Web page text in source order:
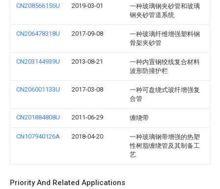
CN208566156U 2019-03-01
一种玻璃钢夹砂管和玻璃
钢夹砂管道系统
CN206478318U 2017-09-08
一种玻璃纤维增强塑料钢
骨架夹砂管
CN203144939U 2013-08-21
一种内置钢绞线复合材料
波形防撞护栏
CN206001133U 2017-03-08
一种可盘绕式玻纤增强复
合管
CN201884808U 2011-06-29 缠绕带
CN107940126A 2018-04-20
一种玻璃钢带增强的热塑
性树脂缠绕管及其制备工
艺
Priority And Related Applications